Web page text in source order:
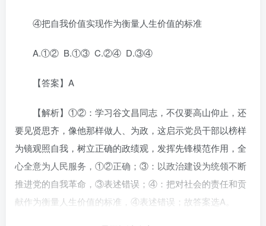
④把自我价值实现作为衡量人生价值的标准
A.①② B.①③ C.②④ D.③④
【答案】A
【解析】①②：学习谷文昌同志，不仅要高山仰止，还
要见贤思齐，像他那样做人、为政，这启示党员干部以榜样
为镜观照自我，树立正确的政绩观，发挥先锋模范作用，全
心全意为人民服务，①②正确；③：以政治建设为统领不断
推进党的自我革命，③表述错误；④：把对社会的责任和贡
献作为衡量人生价值的标准，④表述错误；故答案选A。